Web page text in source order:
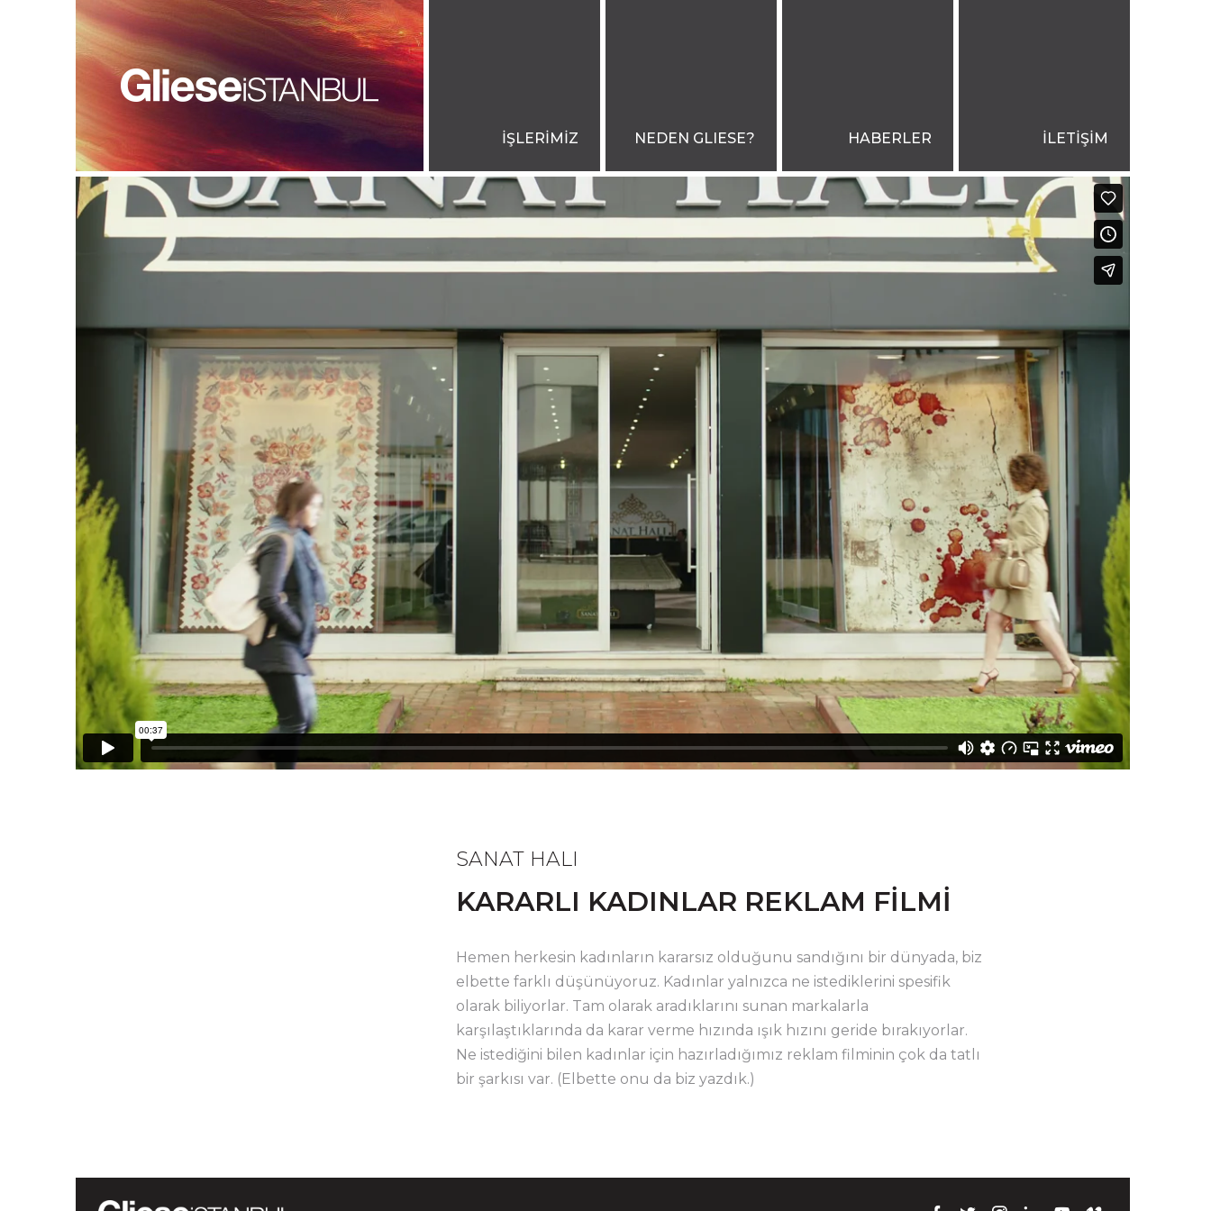
İŞLERİMİZ NEDEN GLIESE? HABERLER İLETİŞİM
SANAT HALI
KARARLI KADINLAR REKLAM FİLMİ
Hemen herkesin kadınların kararsız olduğunu sandığını bir dünyada, biz
elbette farklı düşünüyoruz. Kadınlar yalnızca ne istediklerini spesifik
olarak biliyorlar. Tam olarak aradıklarını sunan markalarla
karşılaştıklarında da karar verme hızında ışık hızını geride bırakıyorlar.
Ne istediğini bilen kadınlar için hazırladığımız reklam filminin çok da tatlı
bir şarkısı var. (Elbette onu da biz yazdık.)